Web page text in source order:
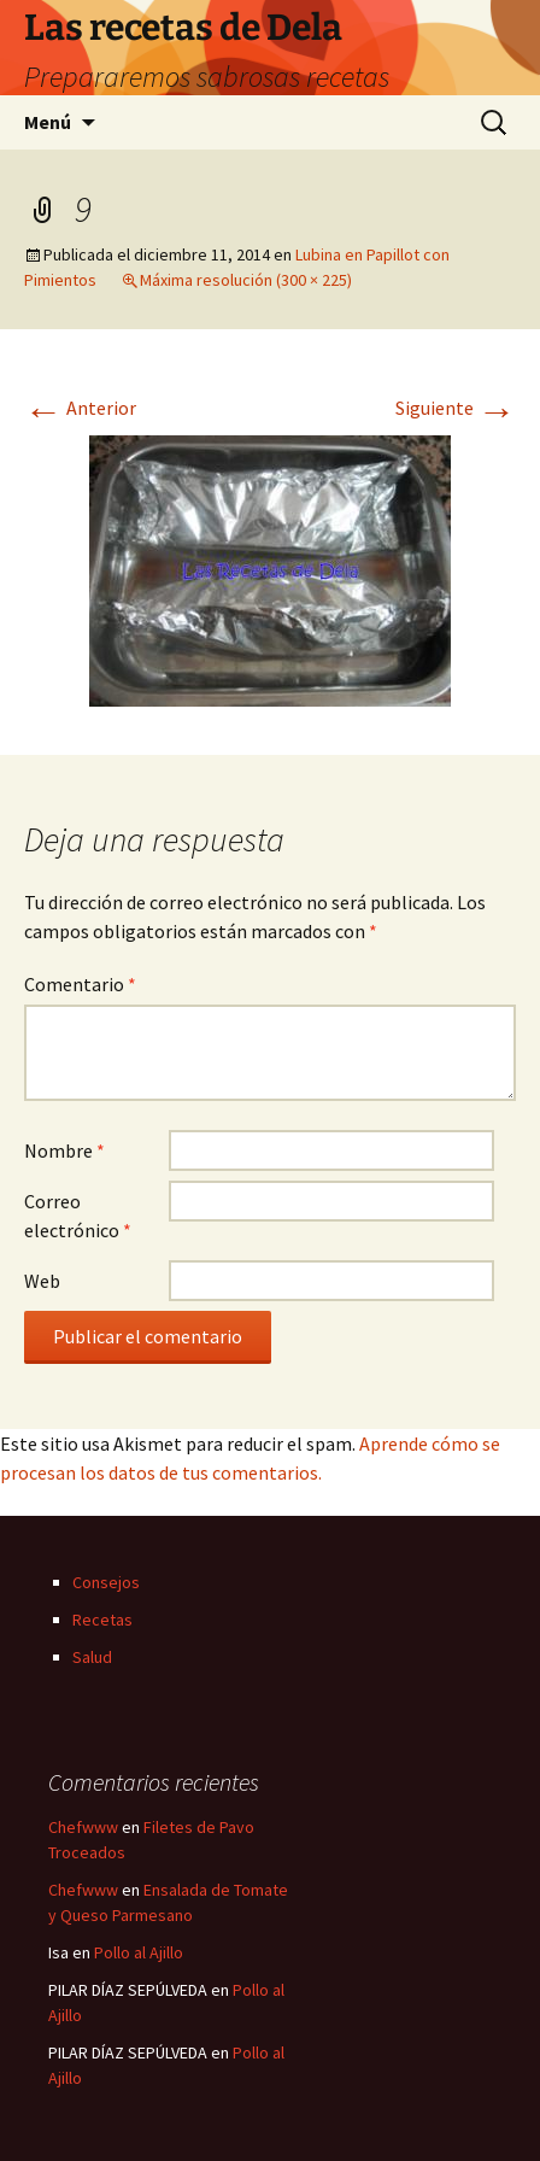
Saltar
contenido
Las recetas de Dela
Prepararemos sabrosas recetas
Menú Buscar:
9
Publicada eldiciembre 11, 2014en Lubina en Papillot con
Pimientos
Máxima resolución (300 × 225)
← Anterior Siguiente →
Deja una respuesta
Tu dirección de correo electrónico no será publicada. Los
campos obligatorios están marcados con *
Comentario *
Nombre *
Correo
electrónico *
Web
Este sitio usa Akismet para reducir el spam. Aprende cómo se
procesan los datos de tus comentarios.
Consejos
Recetas
Salud
Comentarios recientes
Chefwwwen Filetes de Pavo
Troceados
Chefwwwen Ensalada de Tomate
y Queso Parmesano
Isa en Pollo al Ajillo
PILAR DÍAZ SEPÚLVEDAen Pollo al
Ajillo
PILAR DÍAZ SEPÚLVEDAen Pollo al
Ajillo